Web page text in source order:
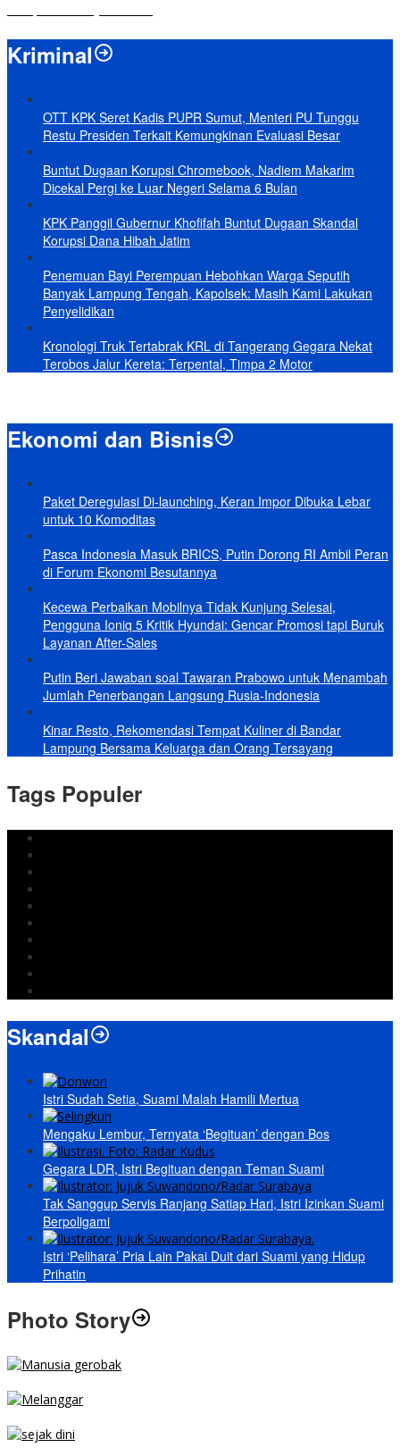
Kriminal
OTT KPK Seret Kadis PUPR Sumut, Menteri PU Tunggu
Restu Presiden Terkait Kemungkinan Evaluasi Besar
Buntut Dugaan Korupsi Chromebook, Nadiem Makarim
Dicekal Pergi ke Luar Negeri Selama 6 Bulan
KPK Panggil Gubernur Khofifah Buntut Dugaan Skandal
Korupsi Dana Hibah Jatim
Penemuan Bayi Perempuan Hebohkan Warga Seputih
Banyak Lampung Tengah, Kapolsek: Masih Kami Lakukan
Penyelidikan
Kronologi Truk Tertabrak KRL di Tangerang Gegara Nekat
Terobos Jalur Kereta: Terpental, Timpa 2 Motor
Ekonomi dan Bisnis
Paket Deregulasi Di-launching, Keran Impor Dibuka Lebar
untuk 10 Komoditas
Pasca Indonesia Masuk BRICS, Putin Dorong RI Ambil Peran
di Forum Ekonomi Besutannya
Kecewa Perbaikan Mobilnya Tidak Kunjung Selesai,
Pengguna Ioniq 5 Kritik Hyundai: Gencar Promosi tapi Buruk
Layanan After-Sales
Putin Beri Jawaban soal Tawaran Prabowo untuk Menambah
Jumlah Penerbangan Langsung Rusia-Indonesia
Kinar Resto, Rekomendasi Tempat Kuliner di Bandar
Lampung Bersama Keluarga dan Orang Tersayang
Tags Populer
Skandal
Istri Sudah Setia, Suami Malah Hamili Mertua
Mengaku Lembur, Ternyata ‘Begituan’ dengan Bos
Gegara LDR, Istri Begituan dengan Teman Suami
Tak Sanggup Servis Ranjang Satiap Hari, Istri Izinkan Suami
Berpoligami
Istri ‘Pelihara’ Pria Lain Pakai Duit dari Suami yang Hidup
Prihatin
Photo Story